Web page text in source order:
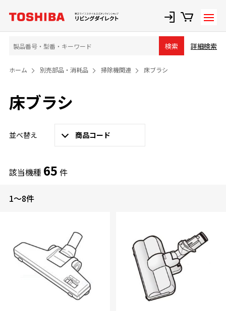
検索 詳細検索
ホーム 別売部品・消耗品 掃除機関連 床ブラシ
床ブラシ
並べ替え 商品コード
該当機種 65 件
1～8件